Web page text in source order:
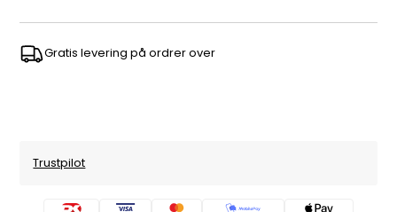
Gratis levering på ordrer over
Trustpilot